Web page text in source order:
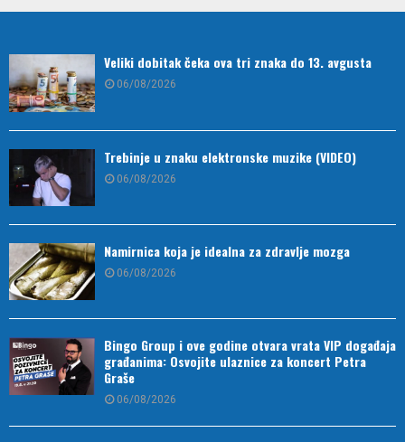
Veliki dobitak čeka ova tri znaka do 13. avgusta
06/08/2026
Trebinje u znaku elektronske muzike (VIDEO)
06/08/2026
Namirnica koja je idealna za zdravlje mozga
06/08/2026
Bingo Group i ove godine otvara vrata VIP događaja
građanima: Osvojite ulaznice za koncert Petra
Graše
06/08/2026